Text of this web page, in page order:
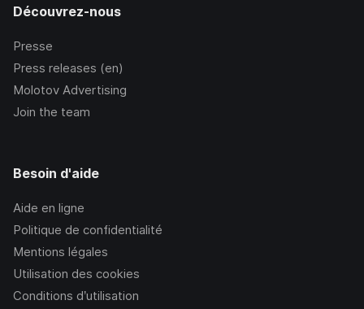
Découvrez-nous
Presse
Press releases (en)
Molotov Advertising
Join the team
Besoin d'aide
Aide en ligne
Politique de confidentialité
Mentions légales
Utilisation des cookies
Conditions d’utilisation